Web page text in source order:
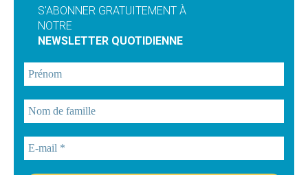
S'ABONNER GRATUITEMENT À
NOTRE
NEWSLETTER QUOTIDIENNE